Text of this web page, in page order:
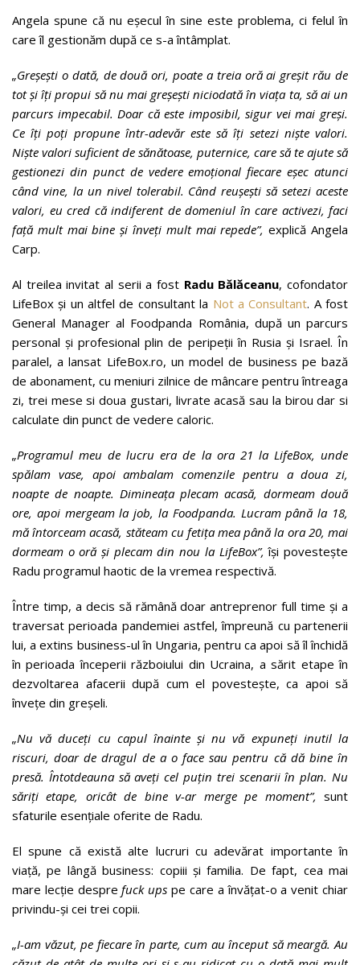
Angela spune că nu eșecul în sine este problema, ci felul în
care îl gestionăm după ce s-a întâmplat.
„Greșești o dată, de două ori, poate a treia oră ai greșit rău de
tot și îți propui să nu mai greșești niciodată în viața ta, să ai un
parcurs impecabil. Doar că este imposibil, sigur vei mai greși.
Ce îți poți propune într-adevăr este să îți setezi niște valori.
Niște valori suficient de sănătoase, puternice, care să te ajute să
gestionezi din punct de vedere emoțional fiecare eșec atunci
când vine, la un nivel tolerabil. Când reușești să setezi aceste
valori, eu cred că indiferent de domeniul în care activezi, faci
față mult mai bine și înveți mult mai repede”, explică Angela
Carp.
Al treilea invitat al serii a fost Radu Bălăceanu, cofondator
LifeBox și un altfel de consultant la Not a Consultant. A fost
General Manager al Foodpanda România, după un parcurs
personal și profesional plin de peripeții în Rusia și Israel. În
paralel, a lansat LifeBox.ro, un model de business pe bază
de abonament, cu meniuri zilnice de mâncare pentru întreaga
zi, trei mese si doua gustari, livrate acasă sau la birou dar si
calculate din punct de vedere caloric.
„Programul meu de lucru era de la ora 21 la LifeBox, unde
spălam vase, apoi ambalam comenzile pentru a doua zi,
noapte de noapte. Dimineața plecam acasă, dormeam două
ore, apoi mergeam la job, la Foodpanda. Lucram până la 18,
mă întorceam acasă, stăteam cu fetița mea până la ora 20, mai
dormeam o oră și plecam din nou la LifeBox”, își povestește
Radu programul haotic de la vremea respectivă.
Între timp, a decis să rămână doar antreprenor full time și a
traversat perioada pandemiei astfel, împreună cu partenerii
lui, a extins business-ul în Ungaria, pentru ca apoi să îl închidă
în perioada începerii războiului din Ucraina, a sărit etape în
dezvoltarea afacerii după cum el povestește, ca apoi să
învețe din greșeli.
„Nu vă duceți cu capul înainte și nu vă expuneți inutil la
riscuri, doar de dragul de a o face sau pentru că dă bine în
presă. Întotdeauna să aveți cel puțin trei scenarii în plan. Nu
săriți etape, oricât de bine v-ar merge pe moment”, sunt
sfaturile esențiale oferite de Radu.
El spune că există alte lucruri cu adevărat importante în
viață, pe lângă business: copiii și familia. De fapt, cea mai
mare lecție desprefuck ups pe care a învățat-o a venit chiar
privindu-și cei trei copii.
„I-am văzut, pe fiecare în parte, cum au început să meargă. Au